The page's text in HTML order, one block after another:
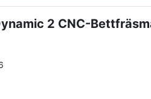
2 CNC-